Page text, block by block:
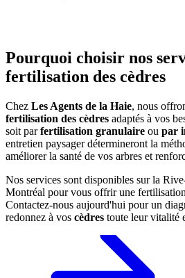
Pourquoi choisir nos
fertilisation des cèdres
Chez Les Agents de la Haie, nous
fertilisation des cèdres adaptés à vos
soit parfertilisation granulaire ou par
entretien paysager détermineront la
améliorer la santé de vos arbres et
Nos services sont disponibles sur la
Montréal pour vous offrir une
Contactez-nous aujourd'hui pour un
redonnez à vos cèdres toute leur vitalité